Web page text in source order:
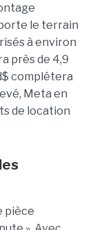
le terrain
à environ
près de 4,9
complétera
Meta en
de location
pièce